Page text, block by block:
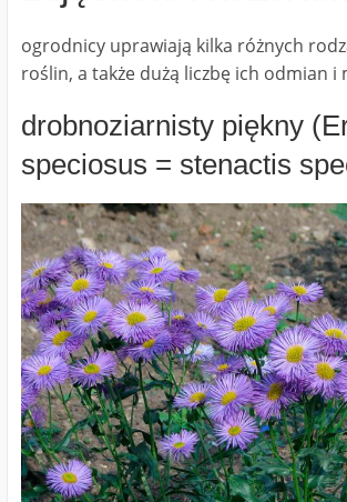
ogrodnicy uprawiają kilka różnych
roślin, a także dużą liczbę ich odmian i
drobnoziarnisty piękny
speciosus = stenactis